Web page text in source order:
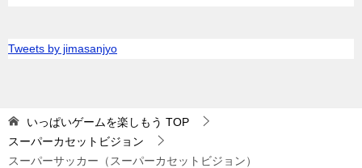
Tweets by jimasanjyo
いっぱいゲームを楽しもう TOP
スーパーカセットビジョン
スーパーサッカー（スーパーカセットビジョン）